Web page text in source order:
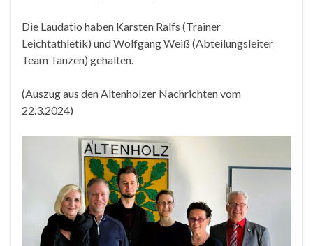
Die Laudatio haben Karsten Ralfs (Trainer
Leichtathletik) und Wolfgang Weiß (Abteilungsleiter
Team Tanzen) gehalten.
(Auszug aus den Altenholzer Nachrichten vom
22.3.2024)